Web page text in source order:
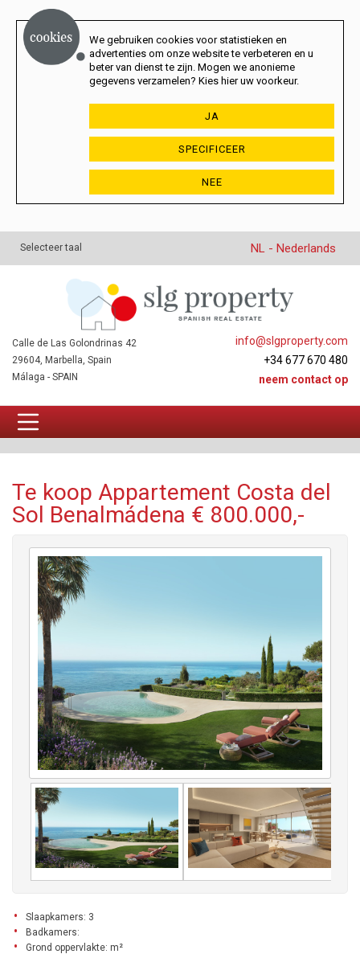
We gebruiken cookies voor statistieken en
advertenties om onze website te verbeteren en u
beter van dienst te zijn. Mogen we anonieme
gegevens verzamelen? Kies hier uw voorkeur.
JA
SPECIFICEER
NEE
Selecteer taal NL - Nederlands
info@slgproperty.com
+34 677 670 480
neem contact op
Calle de Las Golondrinas 42
29604, Marbella, Spain
Málaga - SPAIN
Te koop Appartement Costa del
Sol Benalmádena € 800.000,-
Slaapkamers: 3
Badkamers:
Grond oppervlakte: m²